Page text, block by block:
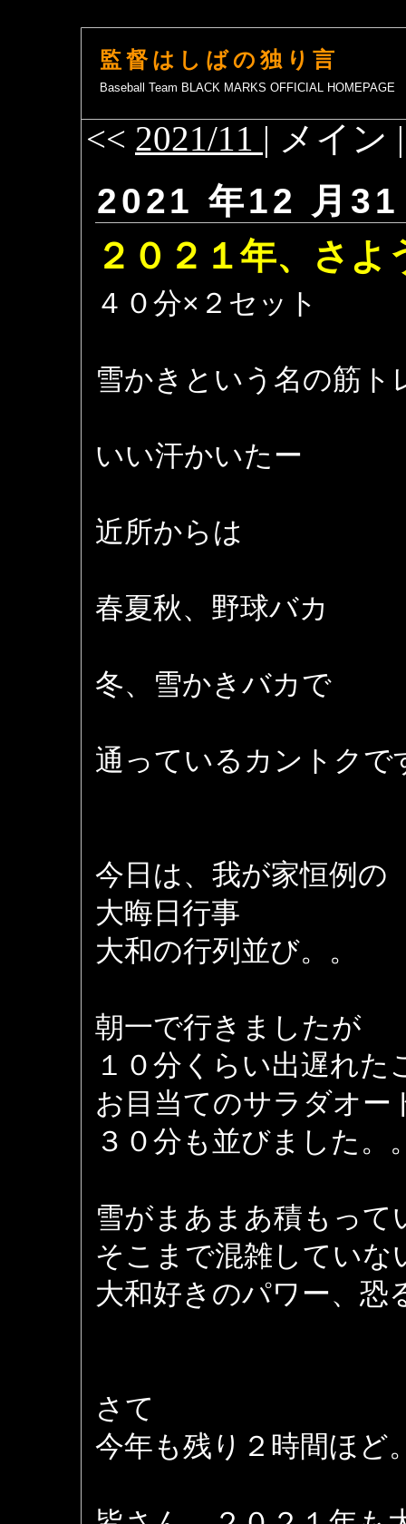
監督はしばの独り言
Baseball Team BLACK MARKS OFFICIAL HOMEPAGE
<< 2021/11 | メイン
2021 年12 月
２０２１年、さよ
４０分×２セット
雪かきという名の筋ト
いい汗かいたー
近所からは
春夏秋、野球バカ
冬、雪かきバカで
通っているカントクで
今日は、我が家恒例の
大晦日行事
大和の行列並び。。
朝一で行きましたが
１０分くらい出遅れた
お目当てのサラダオー
３０分も並びました。
雪がまあまあ積もって
そこまで混雑していな
大和好きのパワー、恐
さて
今年も残り２時間ほど